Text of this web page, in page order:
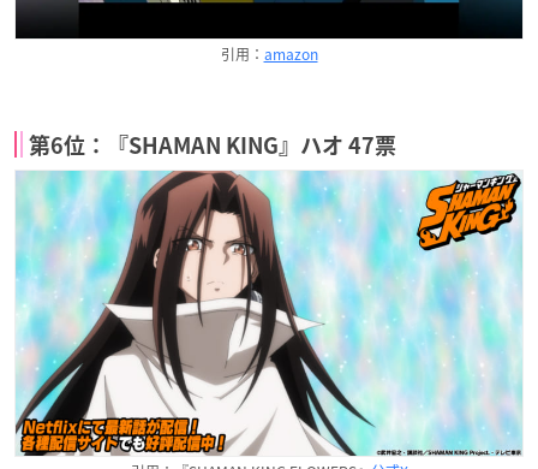
引用： amazon
第6位：『SHAMAN KING』ハオ 47票